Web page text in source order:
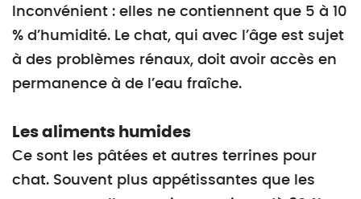
Inconvénient : elles ne contiennent que 5 à 10
% d’humidité. Le chat, qui avec l’âge est sujet
à des problèmes rénaux, doit avoir accès en
permanence à de l’eau fraîche.
Les aliments humides
Ce sont les pâtées et autres terrines pour
chat. Souvent plus appétissantes que les